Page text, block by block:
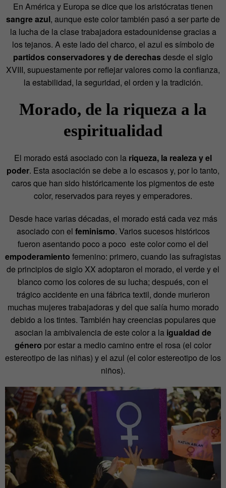
En América y Europa se dice que los aristócratas tienen
sangre azul, aunque este color también pasó a ser parte de
la lucha de la clase trabajadora estadounidense gracias a
los tejanos. A este lado del charco, el azul es símbolo de
partidos conservadores y de derechasdesde el siglo
XVIII, supuestamente por reflejar valores como la confianza,
la estabilidad, la seguridad, el orden y la tradición.
Morado, de la riqueza a la
espiritualidad
El morado está asociado con la riqueza, la realeza y el
poder. Esta asociación se debe a lo escasos y, por lo tanto,
caros que han sido históricamente los pigmentos de este
color, reservados para reyes y emperadores.
Desde hace varias décadas, el morado está cada vez más
asociado con el feminismo. Varios sucesos históricos
fueron asentando poco a poco este color como el del
empoderamiento femenino: primero, cuando las sufragistas
de principios de siglo XX adoptaron el morado, el verde y el
blanco como los colores de su lucha; después, con el
trágico accidente en una fábrica textil, donde murieron
muchas mujeres trabajadoras y del que salía humo morado
debido a los tintes. También hay creencias populares que
asocian la ambivalencia de este color a la igualdad de
género por estar a medio camino entre el rosa (el color
estereotipo de las niñas) y el azul (el color estereotipo de los
niños).